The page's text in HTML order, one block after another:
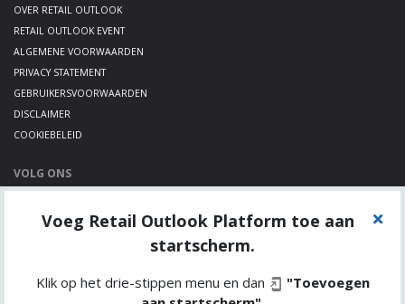
OVER RETAIL OUTLOOK
RETAIL OUTLOOK EVENT
ALGEMENE VOORWAARDEN
PRIVACY STATEMENT
GEBRUIKERSVOORWAARDEN
DISCLAIMER
COOKIEBELEID
VOLG ONS
TWITTER
Voeg Retail Outlook Platform toe aan
startscherm.
Klik op het drie-stippen menu en dan
"Toevoegen